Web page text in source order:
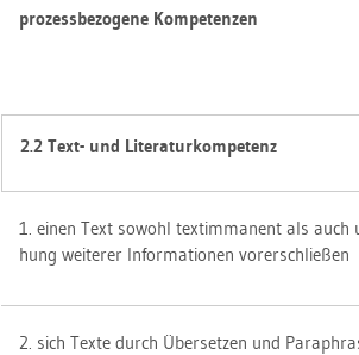
pro­zess­be­zo­ge­ne Kom­pe­ten­zen
2.2 Text- und Li­te­ra­tur­kom­pe­tenz
1. einen Text so­wohl tex­timma­nent als auch
hung wei­te­rer In­for­ma­tio­nen vor­er­schlie­ßen
2. sich Texte durch Über­set­zen und